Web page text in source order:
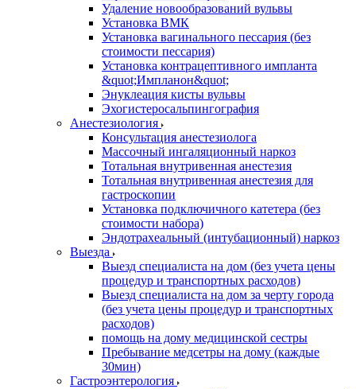
Удаление новообразований вульвы
Установка ВМК
Установка вагинального пессария (без
стоимости пессария)
Установка контрацептивного импланта
&quot;Импланон&quot;
Энуклеация кисты вульвы
Эхогистеросальпингография
Анестезиология
Консультация анестезиолога
Массочный ингаляционный наркоз
Тотальная внутривенная анестезия
Тотальная внутривенная анестезия для
гастроскопии
Установка подключичного катетера (без
стоимости набора)
Эндотрахеальный (интубационный) наркоз
Выезда
Выезд специалиста на дом (без учета цены
процедур и транспортных расходов)
Выезд специалиста на дом за черту города
(без учета цены процедур и транспортных
расходов)
помощь на дому медицинской сестры
Пребывание медсетры на дому (каждые
30мин)
Гастроэнтерология